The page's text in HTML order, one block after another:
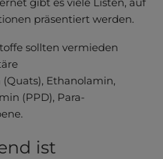
gibt es viele Listen, auf
präsentiert werden.
sollten vermieden
Ethanolamin,
(PPD), Para-
ist